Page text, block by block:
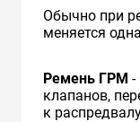
Обычно при
меняется
Ремень ГРМ -
клапанов,
к